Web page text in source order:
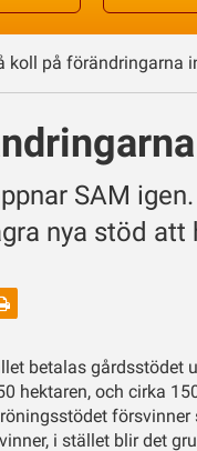
koll på förändringarna
SAM
nya stöd att
Skriv
betalas gårdsstödet
hektaren, och cirka
i stället blir det